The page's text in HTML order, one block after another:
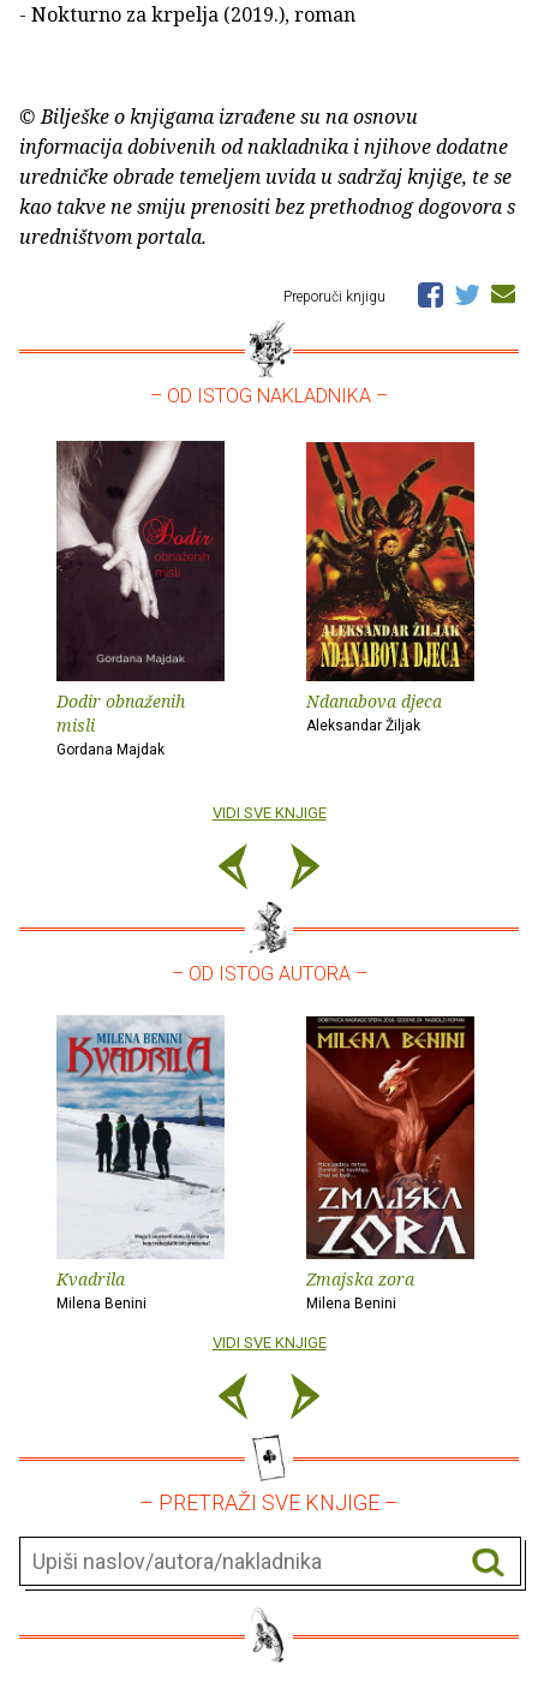
- Nokturno za krpelja (2019.), roman
© Bilješke o knjigama izrađene su na osnovu
informacija dobivenih od nakladnika i njihove dodatne
uredničke obrade temeljem uvida u sadržaj knjige, te se
kao takve ne smiju prenositi bez prethodnog dogovora s
uredništvom portala.
Preporuči knjigu
– OD ISTOG NAKLADNIKA –
Dodir obnaženih
misli
Gordana Majdak
Ndanabova djeca
Aleksandar Žiljak
VIDI SVE KNJIGE
– OD ISTOG AUTORA –
Kvadrila
Milena Benini
Zmajska zora
Milena Benini
VIDI SVE KNJIGE
– PRETRAŽI SVE KNJIGE –